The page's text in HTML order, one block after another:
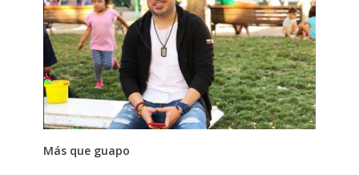
Más que guapo